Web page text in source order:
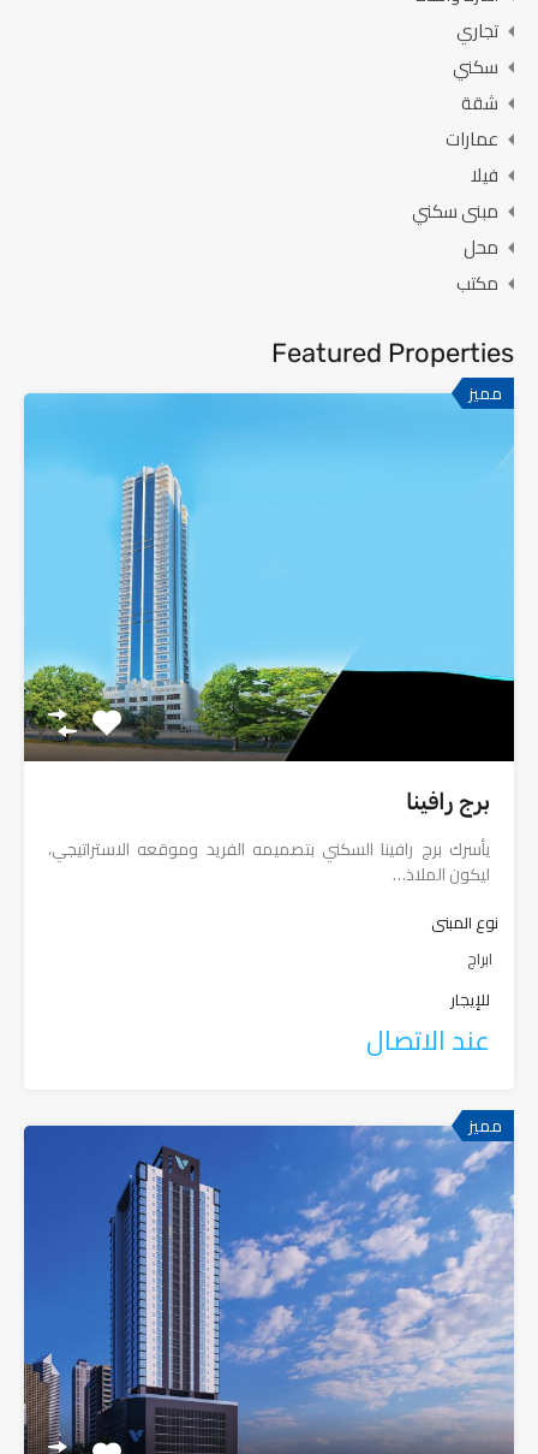
تجاري
سكني
شقة
عمارات
فيلا
مبنى سكني
محل
مكتب
Featured Properties
مميز
برج رافينا
يأسرك برج رافينا السكني بتصميمه الفريد وموقعه الاستراتيجي،
ليكون الملاذ…
نوع المبنى
ابراج
للإيجار
عند الاتصال
مميز